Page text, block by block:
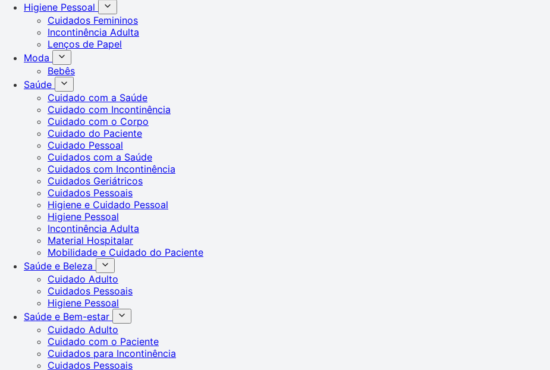
Higiene Pessoal
Cuidados Femininos
Incontinência Adulta
Lenços de Papel
Moda
Bebês
Saúde
Cuidado com a Saúde
Cuidado com Incontinência
Cuidado com o Corpo
Cuidado do Paciente
Cuidado Pessoal
Cuidados com a Saúde
Cuidados com Incontinência
Cuidados Geriátricos
Cuidados Pessoais
Higiene e Cuidado Pessoal
Higiene Pessoal
Incontinência Adulta
Material Hospitalar
Mobilidade e Cuidado do Paciente
Saúde e Beleza
Cuidado Adulto
Cuidados Pessoais
Higiene Pessoal
Saúde e Bem-estar
Cuidado Adulto
Cuidado com o Paciente
Cuidados para Incontinência
Cuidados Pessoais